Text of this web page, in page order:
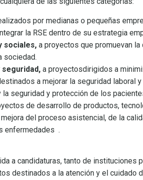
por medianas o pequeñas
la RSE dentro de su estrategia
sociales, a proyectos que promuevan
sociedad.
seguridad, a proyectosdirigidos a
a mejorar la seguridad laboral
seguridad y protección de los
de desarrollo de productos,
del proceso asistencial, de la
enfermedades .
a candidaturas, tanto de instituciones
destinados a la atención y el cuidado